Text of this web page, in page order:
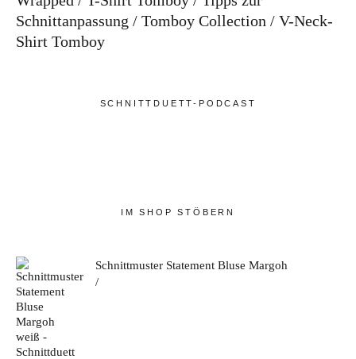
Schnittanpassung
Tomboy Collection
V-Neck-
Shirt Tomboy
SCHNITTDUETT-PODCAST
IM SHOP STÖBERN
Schnittmuster Statement Bluse Margoh